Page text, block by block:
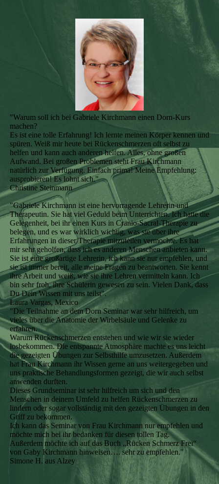
"Warum soll ich bei Gabriele Kirchmann einen Dorn-Kurs
machen?
Es ist eine tolle Erfahrung! Ich lernte meinen Körper kennen und
spüren. Weiß mir heute bei Rückenschmerzen oft selbst zu
helfen und kann auch anderen helfen. Alles, ohne großen
Aufwand. Bei großen Problemen steht Frau Kirchmann
natürlich zur Verfügung. Einfach prima! Meine Empfehlung:
ausprobieren! Es lohnt sich."
Christine Steinmann
"Gabriele Kirchmann ist eine hervorragende Lehrerin und
Therapeutin. Sie hat viel Geduld beim Unterrichten. Ich hatte die
Gelegenheit, bei ihr einen Kurs in Cranio-Sacral-Therapie zu
belegen, und es war wirklich wichtig, was sie über ihre
Erfahrungen in dieser Therapie mitzuteilen vermochte. Es hat
mir sehr geholfen, dass ich es anderen Menschen anbieten kann.
Sie ist eine großartige Lehrerin, ich kann sie nur empfehlen, und
sie ist immer bereit, alle meine Fragen zu beantworten. Sie kennt
ihre Arbeit und weiß, wie sie ihre Lehren vermitteln kann. Ich
bin sehr froh, ihre Schülerin gewesen zu sein. Vielen Dank, dass
Du Dein Wissen mit uns teilst".
Laura Vargas, Mexico
"Die Teilnahme an dem Dorn Seminar war sehr hilfreich, um
vieles über die Anatomie der Wirbelsäule und Gelenke zu
erfahren.
Warum Rückenschmerzen entstehen und wie wir sie wieder
losbekommen. Die entspannte Atmosphäre machte es uns leicht
die gezeigten Übungen zur Selbsthilfe umzusetzen. Außerdem
hat Frau Kirchmann ihr Wissen gerne an uns weitergegeben und
uns praktische Behandlungsformen gezeigt, die wir auch selbst
anwenden durften.
Dieses Grundseminar ist sehr hilfreich um sich und den
Menschen in deinem Umfeld zu helfen Rückenschmerzen zu
lindern oder sogar vollständig mit den gezeigten Übungen in den
Griff zu bekommen.
Ich kann das Seminar von Frau Kirchmann nur empfehlen und
möchte mich bei ihr bedanken für diesen tollen Tag.
Außerdem möchte ich auf das Buch „Rücken Schmerz Frei“
von Gaby Kirchmann hinweisen…. sehr zu empfehlen."
Simone H. aus Alzey